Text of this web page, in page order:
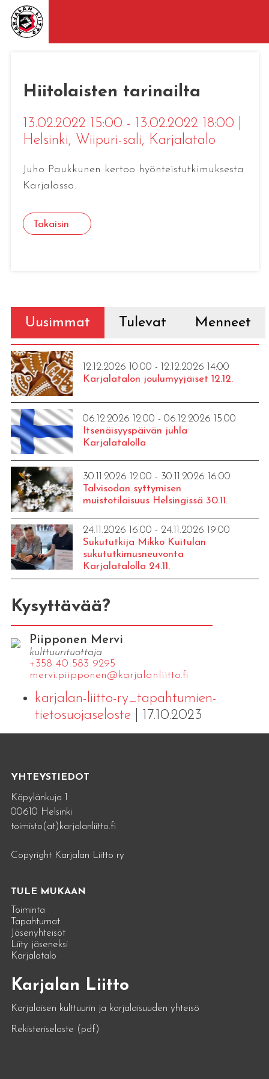
Hiitolaisten tarinailta
13.02.2022 15:00 - 13.02.2022 18:00
Helsinki, Wiipuri-sali, Karjalatalo
Juho Paukkunen kertoo hyönteistutkimuksesta
Karjalassa.
Takaisin
Uusimmat Tulevat Menneet
12.12.2026 10:00 - 12.12.2026 14:00
Karjalatalon joulumyyjäiset 12.12.
06.12.2026 12:00 - 06.12.2026 15:00
Itsenäisyyspäivän juhla
Karjalatalolla
30.11.2026 12:00 - 30.11.2026 16:00
Talvisodan syttymisen
muistotilaisuus Helsingissä 30.11.
24.11.2026 16:00 - 24.11.2026 19:00
Sukututkija Mikko Kuitulan
sukututkimusneuvonta
Karjalatalolla 24.11.
Kysyttävää?
Piipponen Mervi
kulttuurituottaja
+358 40 583 9295
mervi.​piipponen@​kar​jala​nlii​tto.​fi
karjalan-liitto-ry_tapahtumien-
tietosuojaseloste| 17.10.2023
YHTEYSTIEDOT
Käpylänkuja 1
00610 Helsinki
toimisto(at)karjalanliitto.fi
Copyright Karjalan Liitto ry
TULE MUKAAN
Toiminta
Tapahtumat
Jäsenyhteisöt
Liity jäseneksi
Karjalatalo
Karjalan Liitto
Karjalaisen kulttuurin ja karjalaisuuden yhteisö
Rekisteriseloste (pdf)